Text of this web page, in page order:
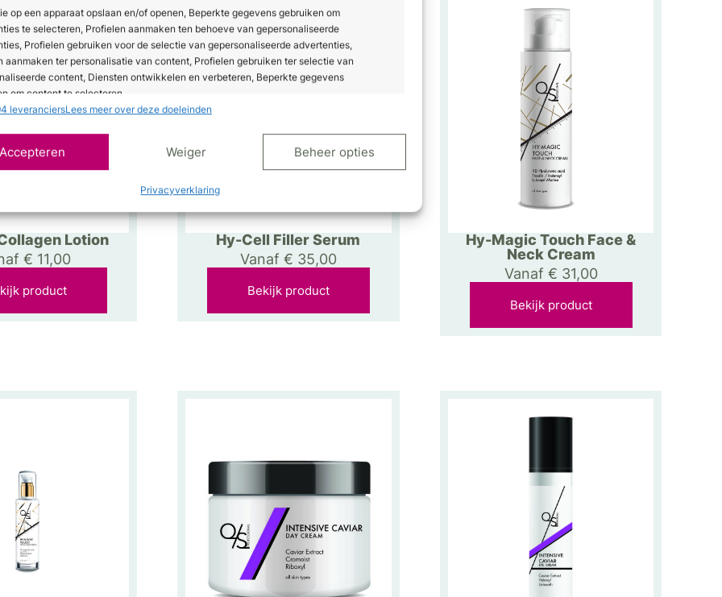
op een apparaat opslaan en/of openen, Beperkte gegevens gebruiken om
te selecteren, Profielen aanmaken ten behoeve van gepersonaliseerde
Profielen gebruiken voor de selectie van gepersonaliseerde advertenties,
aanmaken ter personalisatie van content, Profielen gebruiken ter selectie van
content, Diensten ontwikkelen en verbeteren, Beperkte gegevens
om content te selecteren.
Altijd actief
uit andere gegevensbronnen met elkaar matchen en combineren,
voor beveiliging, fraude voorkomen en detecteren
opsporen, Advertenties en content leveren en tonen,
leveranciersLees meer over deze doeleinden
Accepteren Weiger Beheer opties
Privacyverklaring
Lotion
€ 11,00
product
Hy-Cell Filler Serum
Vanaf € 35,00
Bekijk product
Hy-Magic Touch Face &
Neck Cream
Vanaf € 31,00
Bekijk product